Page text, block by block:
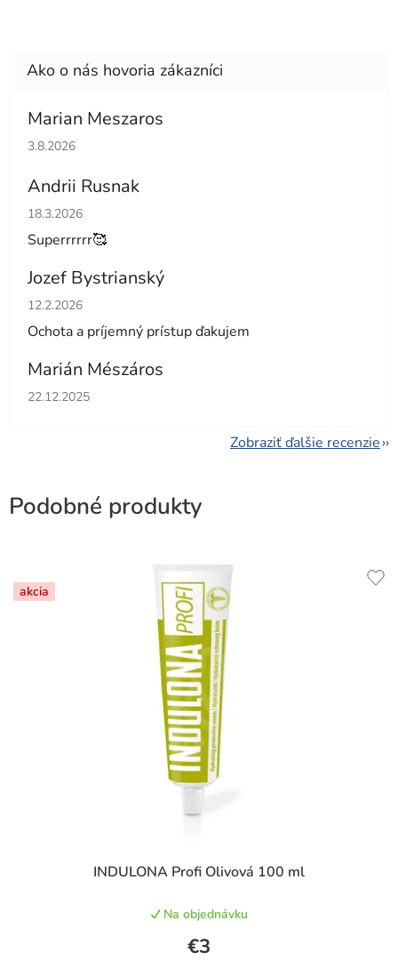
Marian Meszaros
Hodnotenie obchodu je 5 z 5 hviezdičiek.
3.8.2026
Andrii Rusnak
Hodnotenie obchodu je 5 z 5 hviezdičiek.
18.3.2026
Superrrrrr🥰
Jozef Bystrianský
Hodnotenie obchodu je 5 z 5 hviezdičiek.
12.2.2026
Ochota a príjemný prístup ďakujem
Marián Mészáros
Hodnotenie obchodu je 5 z 5 hviezdičiek.
22.12.2025
Zobraziť ďalšie recenzie
Podobné produkty
akcia
INDULONA Profi Olivová 100 ml
Na objednávku
€3